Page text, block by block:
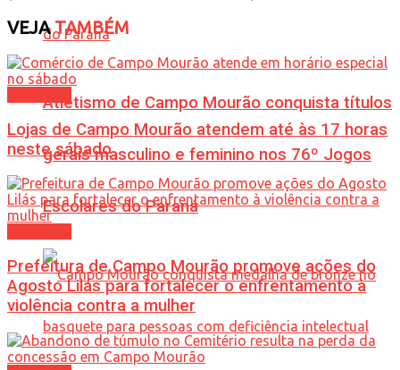
Atletismo de Campo Mourão conquista títulos
gerais masculino e feminino nos 76º Jogos
Escolares do Paraná
VEJATAMBÉM
Lojas de Campo Mourão atendem até às 17 horas
neste sábado
Prefeitura de Campo Mourão promove ações do
Agosto Lilás para fortalecer o enfrentamento à
violência contra a mulher